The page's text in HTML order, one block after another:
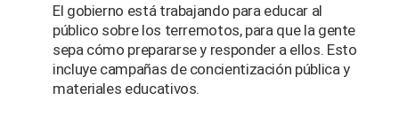
El gobierno está trabajando para educar al
público sobre los terremotos, para que la gente
sepa cómo prepararse y responder a ellos. Esto
incluye campañas de concientización pública y
materiales educativos.